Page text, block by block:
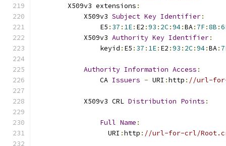
        X509v3 extensions
:
            X509v3
Subject Key Identifier:
                E5
: 37 : 1E: E2 :93 : 2C:94:BA: 7F:8B :
            X509v3
Authority Key Identifier:
                keyid
: E5 : 37 : 1E: E2 :93 : 2C:94:BA:
Authority Information Access :
                CA
Issuers - URI :http : //url-
            X509v3 CRL
Distribution Points :
Full Name :
                  URI
:http : //url-for-crl/